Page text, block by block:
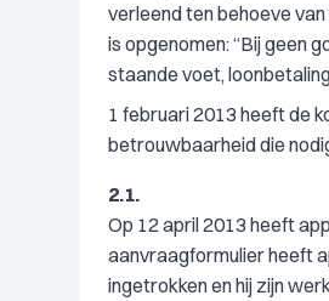
verleend ten behoeve
is opgenomen: “Bij geen
staande voet,
1 februari 2013 heeft de
betrouwbaarheid die
2.1.
Op 12 april 2013 heeft
aanvraagformulier heeft
ingetrokken en hij zijn